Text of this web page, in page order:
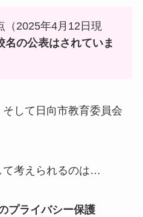
（2025年4月12日現
名の公表はされていま
して日向市教育委員会
て考えられるのは…
プライバシー保護